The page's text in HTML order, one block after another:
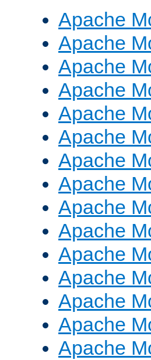
Apache
Apache
Apache
Apache
Apache
Apache
Apache
Apache
Apache
Apache
Apache
Apache
Apache
Apache
Apache